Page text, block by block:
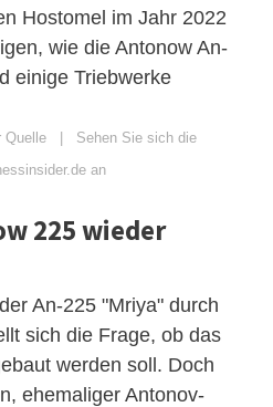
Hostomel im Jahr 2022
wie die Antonow An-
einige Triebwerke
Quelle | Sehen Sie sich die
an
225 wieder
An-225 "Mriya" durch
sich die Frage, ob das
werden soll. Doch
ehemaliger Antonov-